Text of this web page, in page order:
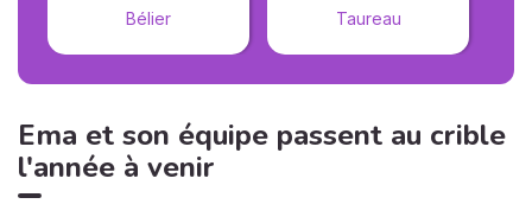
Bélier Taureau
Ema et son équipe passent au crible
l'année à venir